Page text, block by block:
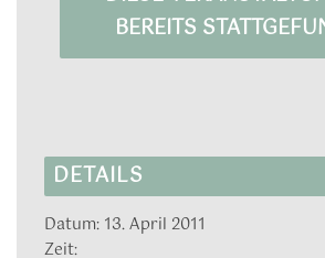
BEREITS
DETAILS
Datum: 13. April 2011
Zeit: